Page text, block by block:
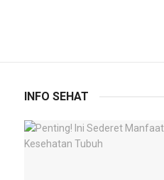
INFO SEHAT